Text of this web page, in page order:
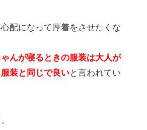
配になって厚着をさせたくな
んが寝るときの服装は大人が
装と同じで良いと言われてい